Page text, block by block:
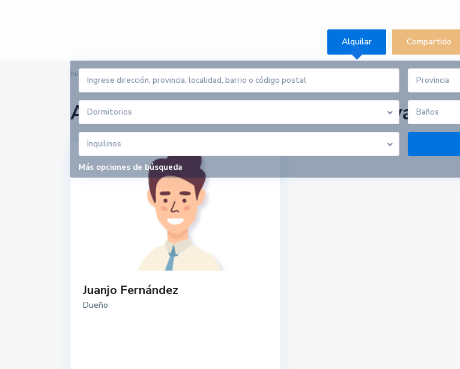
Alquilar Compartido
Provincia
Dormitorios Baños
Inquilinos
Más opciones de búsqueda
Inicio
Arrendadores en Apartamento playa
Juanjo Fernández
Dueño